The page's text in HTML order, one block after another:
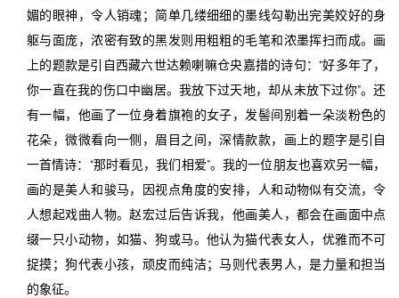
媚的眼神，令人销魂；简单几缕细细的墨线勾勒出完美姣好的身
躯与面庞，浓密有致的黑发则用粗粗的毛笔和浓墨挥扫而成。画
上的题款是引自西藏六世达赖喇嘛仓央嘉措的诗句：“好多年了，
你一直在我的伤口中幽居。我放下过天地，却从未放下过你”。还
有一幅，他画了一位身着旗袍的女子，发髻间别着一朵淡粉色的
花朵，微微看向一侧，眉目之间，深情款款，画上的题字是引自
一首情诗：“那时看见，我们相爱”。我的一位朋友也喜欢另一幅，
画的是美人和骏马，因视点角度的安排，人和动物似有交流，令
人想起戏曲人物。赵宏过后告诉我，他画美人，都会在画面中点
缀一只小动物，如猫、狗或马。他认为猫代表女人，优雅而不可
捉摸；狗代表小孩，顽皮而纯洁；马则代表男人，是力量和担当
的象征。